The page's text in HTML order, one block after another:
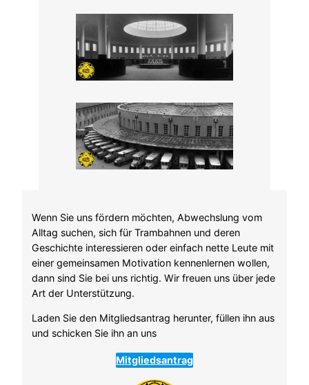
Wenn Sie uns fördern möchten, Abwechslung vom
Alltag suchen, sich für Trambahnen und deren
Geschichte interessieren oder einfach nette Leute mit
einer gemeinsamen Motivation kennenlernen wollen,
dann sind Sie bei uns richtig. Wir freuen uns über jede
Art der Unterstützung.
Laden Sie den Mitgliedsantrag herunter, füllen ihn aus
und schicken Sie ihn an uns
Mitgliedsantrag